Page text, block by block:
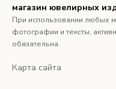
Помолвочные
магазин ювелирных
При использовании любых
фотографии и тексты,
обязательна.
Карта сайта